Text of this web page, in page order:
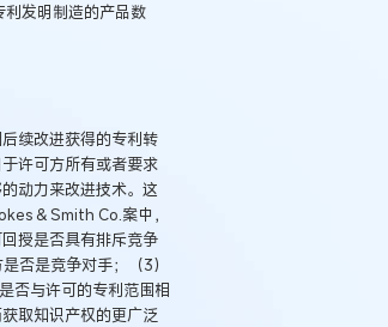
利发明制造的产品数
续改进获得的专利转
许可方所有或者要求
动力来改进技术。这
& Smith Co.案中，
授是否具有排斥竞争
否是竞争对手；（3）
否与许可的专利范围相
取知识产权的更广泛